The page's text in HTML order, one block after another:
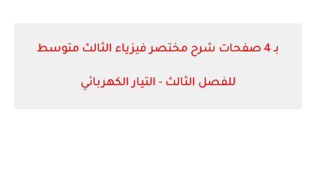
بـ 4 صفحات شرح مختصر فيزياء الثالث متوسط
للفصل الثالث - التيار الكهربائي